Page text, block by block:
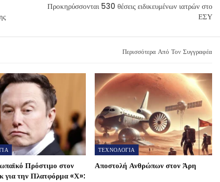
Προκηρύσσονται 530 θέσεις ειδικευμένων ιατρών στο
ΕΣΥ
Περισσότερα Από Τον Συγγραφέα
Πρόστιμο στον
για την Πλατφόρμα «Χ»:
ΤΕΧΝΟΛΟΓΙΑ
Αποστολή Ανθρώπων στον Άρη